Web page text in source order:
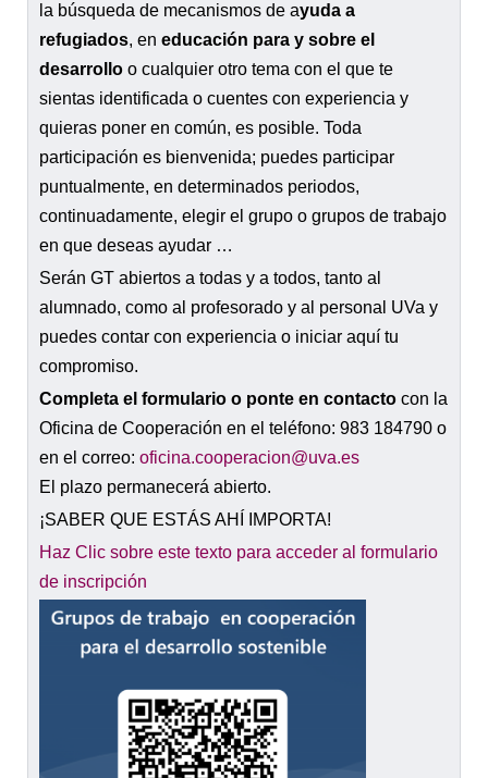
la búsqueda de mecanismos de ayuda a
refugiados, en educación para y sobre el
desarrollo o cualquier otro tema con el que te
sientas identificada o cuentes con experiencia y
quieras poner en común, es posible. Toda
participación es bienvenida; puedes participar
puntualmente, en determinados periodos,
continuadamente, elegir el grupo o grupos de trabajo
en que deseas ayudar …
Serán GT abiertos a todas y a todos, tanto al
alumnado, como al profesorado y al personal UVa y
puedes contar con experiencia o iniciar aquí tu
compromiso.
Completa el formulario o ponte en contacto con la
Oficina de Cooperación en el teléfono: 983 184790 o
en el correo: oficina.cooperacion@uva.es
El plazo permanecerá abierto.
¡SABER QUE ESTÁS AHÍ IMPORTA!
Haz Clic sobre este texto para acceder al formulario
de inscripción